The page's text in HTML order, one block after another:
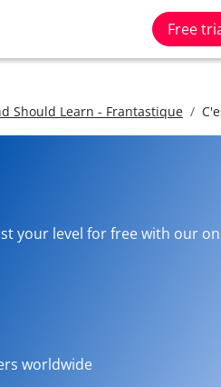
Free
Should Learn - Frantastique
your level for free with our
worldwide